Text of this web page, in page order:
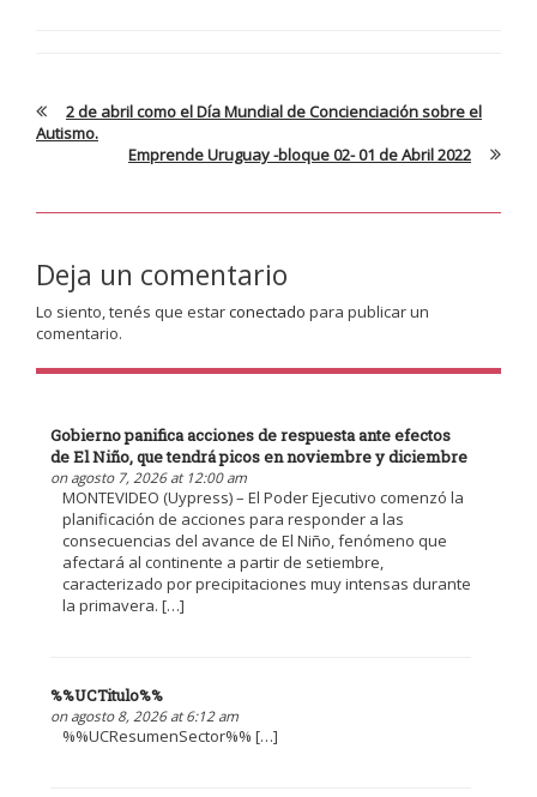
2 de abril como el Día Mundial de Concienciación sobre el
Autismo.
Emprende Uruguay -bloque 02- 01 de Abril 2022
Deja un comentario
Lo siento, tenés que estarconectado para publicar un
comentario.
Gobierno panifica acciones de respuesta ante efectos
de El Niño, que tendrá picos en noviembre y diciembre
on agosto 7, 2026 at 12:00 am
MONTEVIDEO (Uypress) – El Poder Ejecutivo comenzó la
planificación de acciones para responder a las
consecuencias del avance de El Niño, fenómeno que
afectará al continente a partir de setiembre,
caracterizado por precipitaciones muy intensas durante
la primavera. […]
%%UCTitulo%%
on agosto 8, 2026 at 6:12 am
%%UCResumenSector%% […]